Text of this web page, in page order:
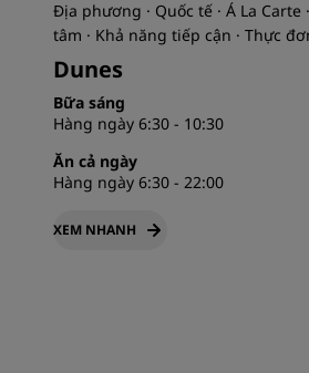
Địa phương · Quốc tế · Á La Carte
tâm · Khả năng tiếp cận · Thực
Dunes
Bữa sáng
Hàng ngày 6:30 - 10:30
Ăn cả ngày
Hàng ngày 6:30 - 22:00
XEM NHANH